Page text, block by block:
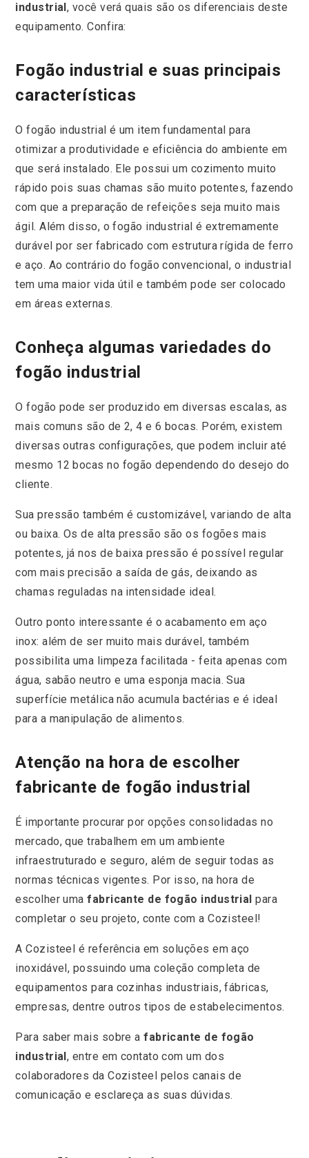
industrial , você verá quais são os diferenciais deste
equipamento. Confira:
Fogão industrial e suas principais
características
O fogão industrial é um item fundamental para
otimizar a produtividade e eficiência do ambiente em
que será instalado. Ele possui um cozimento muito
rápido pois suas chamas são muito potentes, fazendo
com que a preparação de refeições seja muito mais
ágil. Além disso, o fogão industrial é extremamente
durável por ser fabricado com estrutura rígida de ferro
e aço. Ao contrário do fogão convencional, o industrial
tem uma maior vida útil e também pode ser colocado
em áreas externas.
Conheça algumas variedades do
fogão industrial
O fogão pode ser produzido em diversas escalas, as
mais comuns são de 2, 4 e 6 bocas. Porém, existem
diversas outras configurações, que podem incluir até
mesmo 12 bocas no fogão dependendo do desejo do
cliente.
Sua pressão também é customizável, variando de alta
ou baixa. Os de alta pressão são os fogões mais
potentes, já nos de baixa pressão é possível regular
com mais precisão a saída de gás, deixando as
chamas reguladas na intensidade ideal.
Outro ponto interessante é o acabamento em aço
inox: além de ser muito mais durável, também
possibilita uma limpeza facilitada - feita apenas com
água, sabão neutro e uma esponja macia. Sua
superfície metálica não acumula bactérias e é ideal
para a manipulação de alimentos.
Atenção na hora de escolher
fabricante de fogão industrial
É importante procurar por opções consolidadas no
mercado, que trabalhem em um ambiente
infraestruturado e seguro, além de seguir todas as
normas técnicas vigentes. Por isso, na hora de
escolher umafabricante de fogão industrial para
completar o seu projeto, conte com a Cozisteel!
A Cozisteel é referência em soluções em aço
inoxidável, possuindo uma coleção completa de
equipamentos para cozinhas industriais, fábricas,
empresas, dentre outros tipos de estabelecimentos.
Para saber mais sobre afabricante de fogão
industrial, entre em contato com um dos
colaboradores da Cozisteel pelos canais de
comunicação e esclareça as suas dúvidas.